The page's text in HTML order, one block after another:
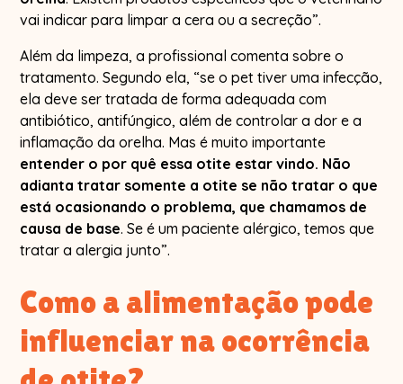
vai indicar para limpar a cera ou a secreção”.
Além da limpeza, a profissional comenta sobre o
tratamento. Segundo ela, “se o pet tiver uma infecção,
ela deve ser tratada de forma adequada com
antibiótico, antifúngico, além de controlar a dor e a
inflamação da orelha. Mas é muito importante
entender o por quê essa otite estar vindo. Não
adianta tratar somente a otite se não tratar o que
está ocasionando o problema, que chamamos de
causa de base. Se é um paciente alérgico, temos que
tratar a alergia junto”.
Como a alimentação pode
influenciar na ocorrência